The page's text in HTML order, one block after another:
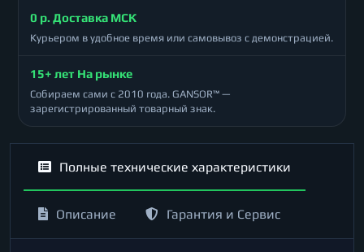
0 р. Доставка МСК
Курьером в удобное время или самовывоз с демонстрацией.
15+ лет На рынке
Собираем сами с 2010 года. GANSOR™ —
зарегистрированный товарный знак.
Полные технические характеристики
Описание Гарантия и Сервис